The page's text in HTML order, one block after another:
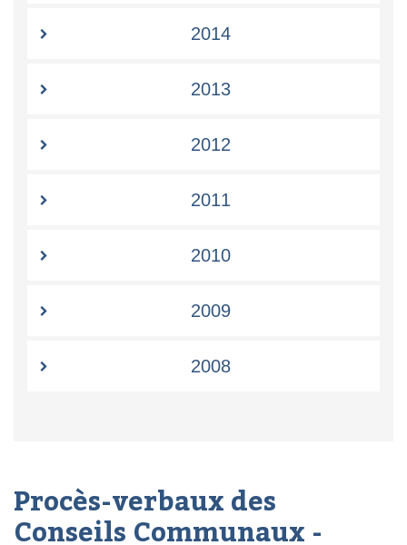
2014
2013
2012
2011
2010
2009
2008
Procès-verbaux des
Conseils Communaux -